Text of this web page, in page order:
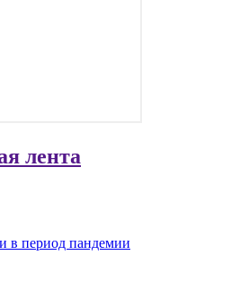
лента
в период пандемии